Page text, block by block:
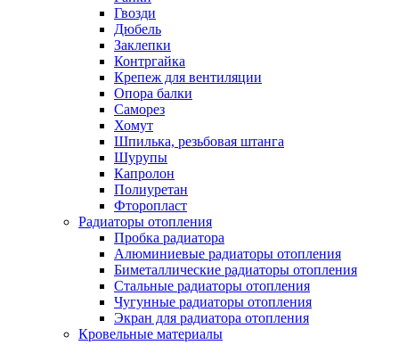
Гвозди
Дюбель
Заклепки
Контргайка
Крепеж для вентиляции
Опора балки
Саморез
Хомут
Шпилька, резьбовая штанга
Шурупы
Капролон
Полиуретан
Фторопласт
Радиаторы отопления
Пробка радиатора
Алюминиевые радиаторы отопления
Биметаллические радиаторы отопления
Стальные радиаторы отопления
Чугунные радиаторы отопления
Экран для радиатора отопления
Кровельные материалы